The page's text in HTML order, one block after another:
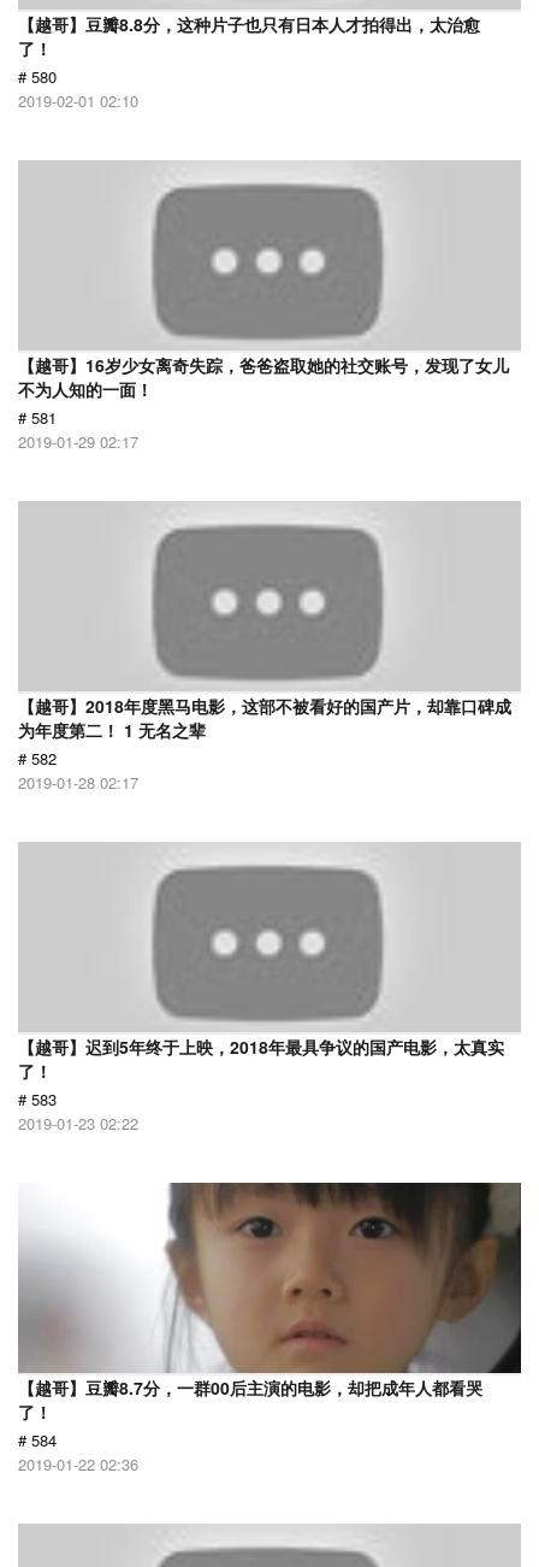
【越哥】豆瓣8.8分，这种片子也只有日本人才拍得出，太治愈
了！
# 580
2019-02-01 02:10
【越哥】16岁少女离奇失踪，爸爸盗取她的社交账号，发现了女儿
不为人知的一面！
# 581
2019-01-29 02:17
【越哥】2018年度黑马电影，这部不被看好的国产片，却靠口碑成
为年度第二！ 1 无名之辈
# 582
2019-01-28 02:17
【越哥】迟到5年终于上映，2018年最具争议的国产电影，太真实
了！
# 583
2019-01-23 02:22
【越哥】豆瓣8.7分，一群00后主演的电影，却把成年人都看哭
了！
# 584
2019-01-22 02:36